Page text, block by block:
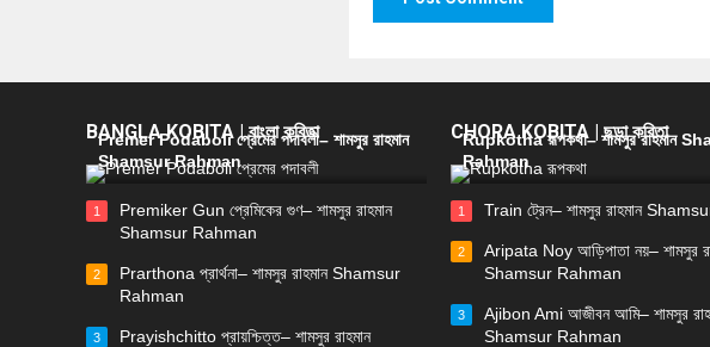
BANGLA KOBITA | বাংলা কবিতা
Premer Podaboli প্রেমের পদাবলী– শামসুর রাহমান
Shamsur Rahman
1
Premiker Gun প্রেমিকের গুণ– শামসুর রাহমান
Shamsur Rahman
2
Prarthona প্রার্থনা– শামসুর রাহমান Shamsur
Rahman
3
Prayishchitto প্রায়শ্চিত্ত– শামসুর রাহমান
CHORA KOBITA | ছড়া কবিতা
Rupkotha রূপকথা– শামসুর রাহমান
Rahman
1 Train ট্রেন– শামসুর রাহমান
2
Aripata Noy আড়িপাতা নয়– শামসুর
Shamsur Rahman
3
Ajibon Ami আজীবন আমি– শামসুর
Shamsur Rahman